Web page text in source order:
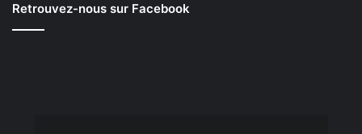
Retrouvez-nous sur Facebook